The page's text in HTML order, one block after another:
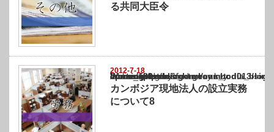
る共同大臣令
2012-7-18
Warning
: Undefined array key "show_category" in
/home/netst/kuno-cpa.co.jp/public_html/cambodia_blog/wp-content/themes/
on line183
カンボジア現地法人の設立実務
について8